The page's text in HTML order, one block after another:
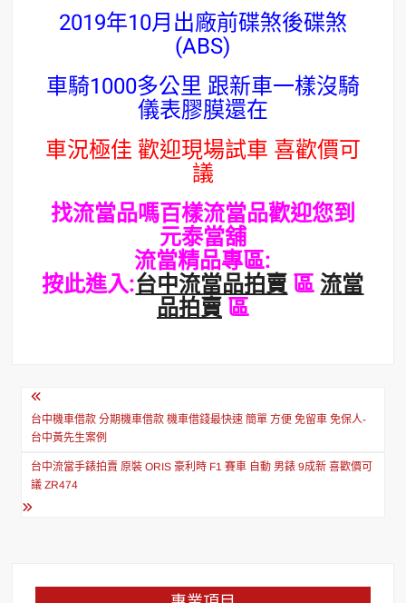
2019年10月出廠前碟煞後碟煞
(ABS)
車騎1000多公里 跟新車一樣沒騎
儀表膠膜還在
車況極佳 歡迎現場試車 喜歡價可
議
找流當品嗎百樣流當品歡迎您到
元泰當舖
流當精品專區:
按此進入:台中流當品拍賣區 流當
品拍賣 區
文
章
導
覽
台中機車借款 分期機車借款 機車借錢最快速 簡單 方便 免留車 免保人-
台中黃先生案例
台中流當手錶拍賣 原裝 ORIS 豪利時 F1 賽車 自動 男錶 9成新 喜歡價可
議 ZR474